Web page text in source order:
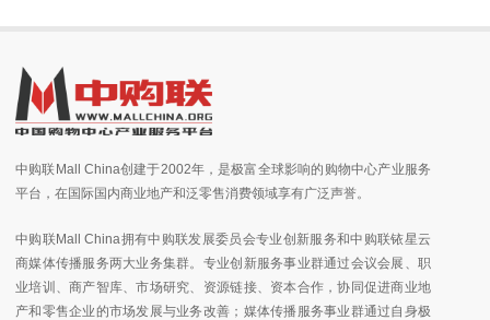
中购联Mall China创建于2002年，是极富全球影响的购物中心产业服务
平台，在国际国内商业地产和泛零售消费领域享有广泛声誉。
中购联Mall China拥有中购联发展委员会专业创新服务和中购联铱星云
商媒体传播服务两大业务集群。专业创新服务事业群通过会议会展、职
业培训、商产智库、市场研究、资源链接、资本合作，协同促进商业地
产和零售企业的市场发展与业务改善；媒体传播服务事业群通过自身极